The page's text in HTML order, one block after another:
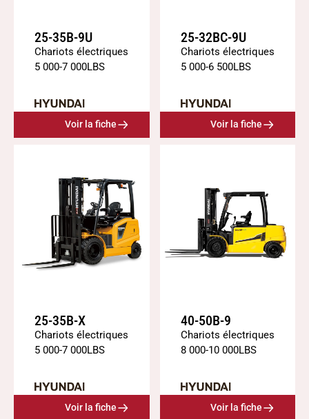
25-35B-9U
Chariots électriques
5 000-7 000LBS
Voir la fiche
25-32BC-9U
Chariots électriques
5 000-6 500LBS
Voir la fiche
25-35B-X
Chariots électriques
5 000-7 000LBS
Voir la fiche
40-50B-9
Chariots électriques
8 000-10 000LBS
Voir la fiche